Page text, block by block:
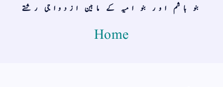
اک نسخہ کیمیا ساتھ لایا
بنو ہاشم اور بنو امیہ کے مابین ازدواجی رشتے
Home